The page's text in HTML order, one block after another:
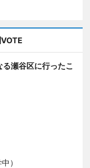
瀬谷区に行ったこ
）